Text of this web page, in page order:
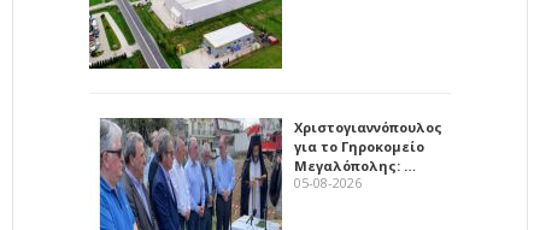
Χριστογιαννόπουλος
για το Γηροκομείο
Μεγαλόπολης: …
05-08-2026